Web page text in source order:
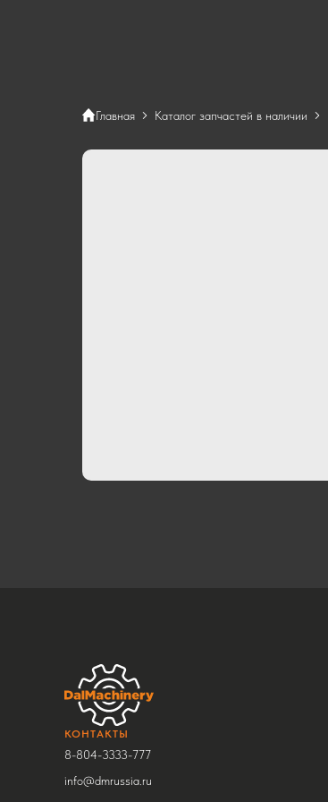
Главная Каталог запчастей в наличии
КОНТАКТЫ
8-804-3333-777
info@dmrussia.ru